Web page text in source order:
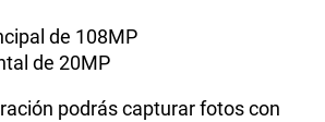
Facial
de 108MP
de 20MP
podrás capturar fotos con